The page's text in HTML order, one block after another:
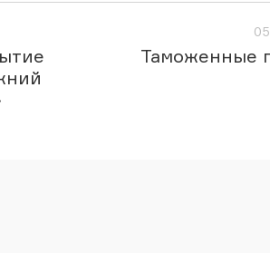
Таможенные